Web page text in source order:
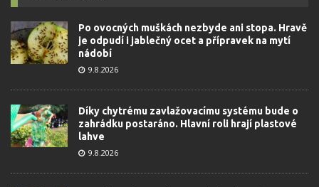
Po ovocných muškách nezbyde ani stopa. Hravě
je odpudí i jablečný ocet a přípravek na mytí
nádobí
9.8.2026
Díky chytrému zavlažovacímu systému bude o
zahrádku postaráno. Hlavní roli hrají plastové
lahve
9.8.2026